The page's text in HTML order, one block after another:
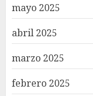
mayo 2025
abril 2025
marzo 2025
febrero 2025